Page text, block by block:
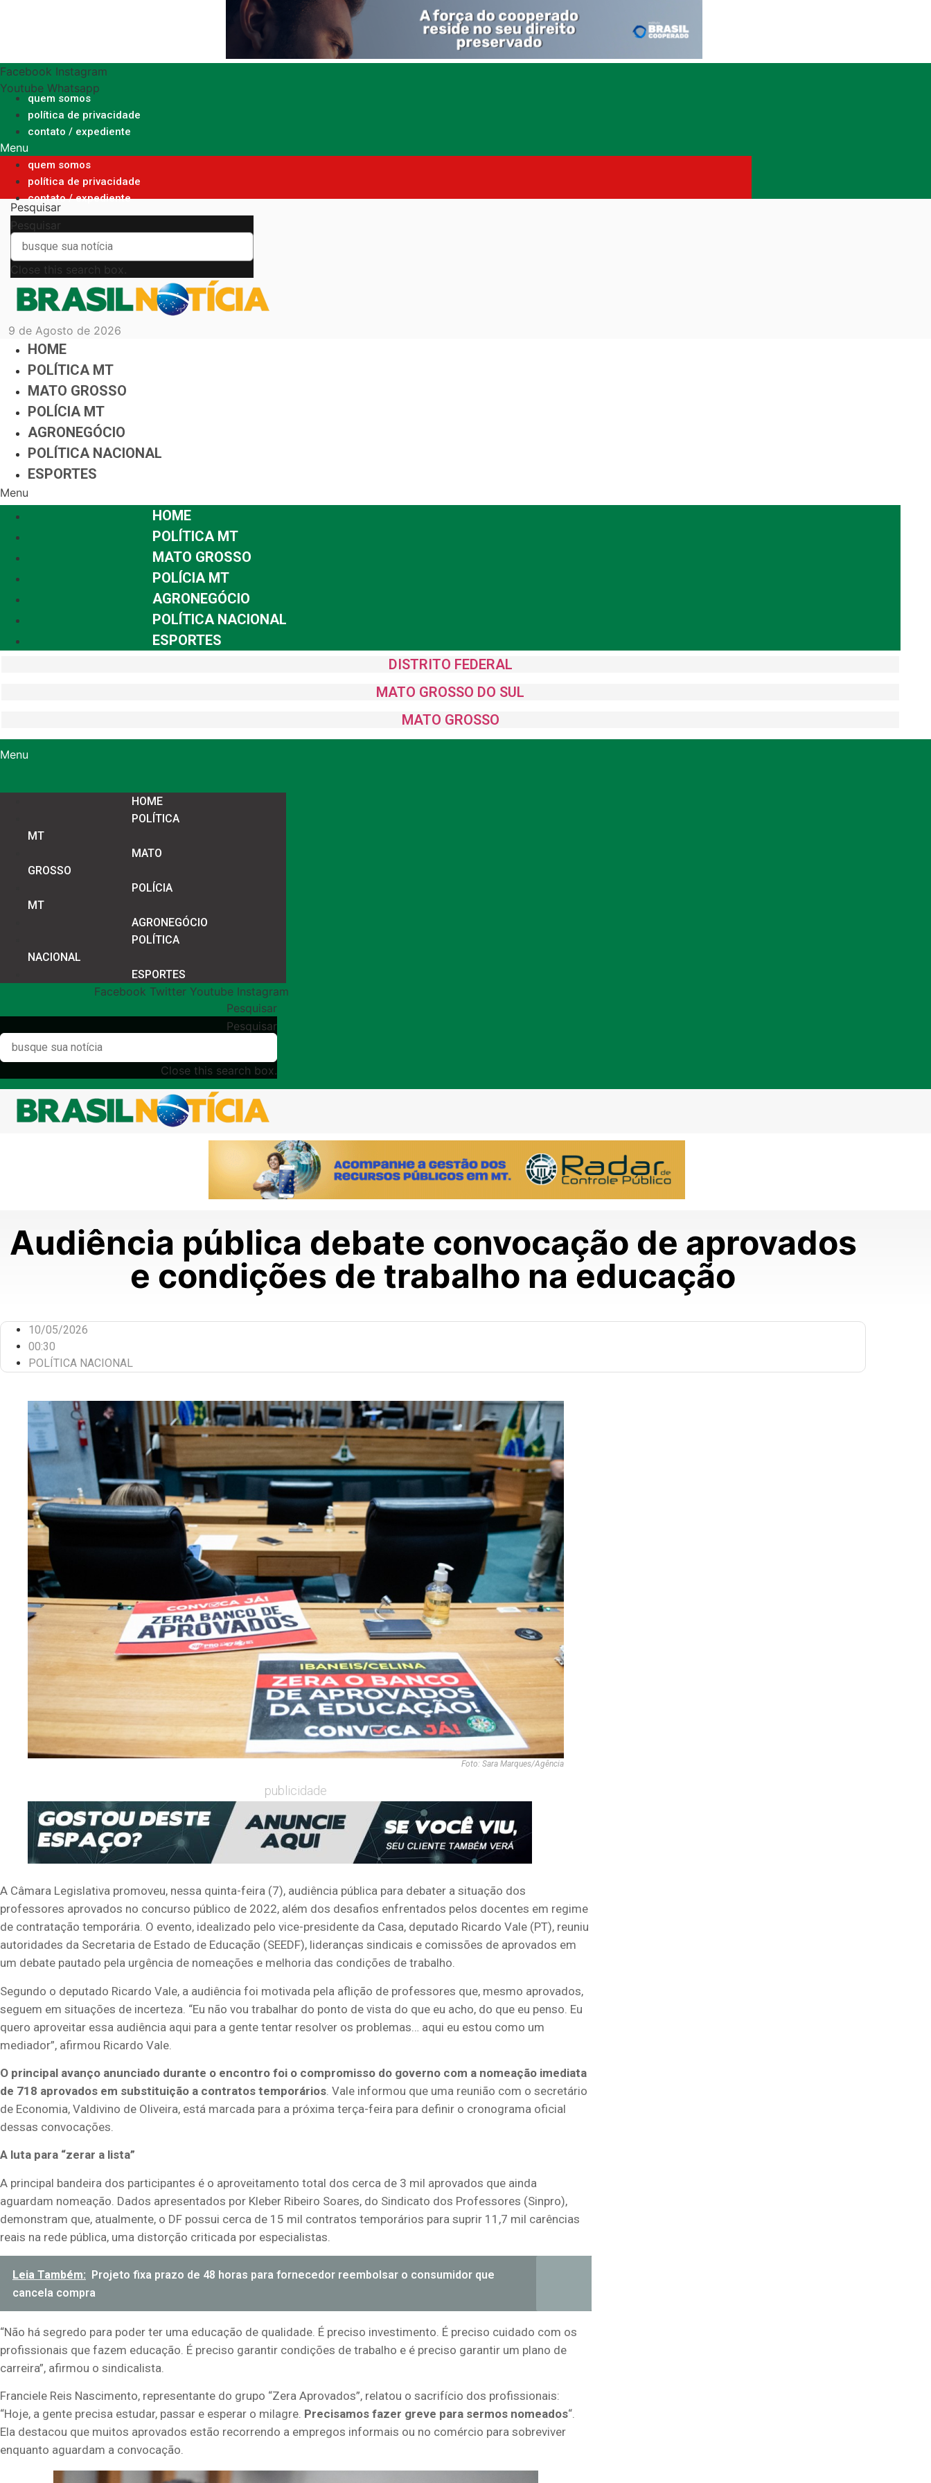
Facebook Instagram
Youtube Whatsapp
quem somos
política de privacidade
contato / expediente
Menu
quem somos
política de privacidade
contato / expediente
Pesquisar
Pesquisar
Close this search box.
9 de Agosto de 2026
HOME
POLÍTICA MT
MATO GROSSO
POLÍCIA MT
AGRONEGÓCIO
POLÍTICA NACIONAL
ESPORTES
Menu
HOME
POLÍTICA MT
MATO GROSSO
POLÍCIA MT
AGRONEGÓCIO
POLÍTICA NACIONAL
ESPORTES
DISTRITO FEDERAL
MATO GROSSO DO SUL
MATO GROSSO
Menu
HOME
POLÍTICA
MT
MATO
GROSSO
POLÍCIA
MT
AGRONEGÓCIO
POLÍTICA
NACIONAL
ESPORTES
Facebook Twitter Youtube Instagram
Pesquisar
Pesquisar
Close this search box.
Audiência pública debate convocação de aprovados
e condições de trabalho na educação
10/05/2026
00:30
POLÍTICA NACIONAL
Foto: Sara Marques/Agência
publicidade
A Câmara Legislativa promoveu, nessa quinta-feira (7), audiência pública para debater a situação dos
professores aprovados no concurso público de 2022, além dos desafios enfrentados pelos docentes em regime
de contratação temporária. O evento, idealizado pelo vice-presidente da Casa, deputado Ricardo Vale (PT), reuniu
autoridades da Secretaria de Estado de Educação (SEEDF), lideranças sindicais e comissões de aprovados em
um debate pautado pela urgência de nomeações e melhoria das condições de trabalho.
Segundo o deputado Ricardo Vale, a audiência foi motivada pela aflição de professores que, mesmo aprovados,
seguem em situações de incerteza. “Eu não vou trabalhar do ponto de vista do que eu acho, do que eu penso. Eu
quero aproveitar essa audiência aqui para a gente tentar resolver os problemas… aqui eu estou como um
mediador”, afirmou Ricardo Vale.
O principal avanço anunciado durante o encontro foi o compromisso do governo com a nomeação imediata
de 718 aprovados em substituição a contratos temporários . Vale informou que uma reunião com o secretário
de Economia, Valdivino de Oliveira, está marcada para a próxima terça-feira para definir o cronograma oficial
dessas convocações.
A luta para “zerar a lista”
A principal bandeira dos participantes é o aproveitamento total dos cerca de 3 mil aprovados que ainda
aguardam nomeação. Dados apresentados por Kleber Ribeiro Soares, do Sindicato dos Professores (Sinpro),
demonstram que, atualmente, o DF possui cerca de 15 mil contratos temporários para suprir 11,7 mil carências
reais na rede pública, uma distorção criticada por especialistas.
Leia Também: Projeto fixa prazo de 48 horas para fornecedor reembolsar o consumidor que
cancela compra
“Não há segredo para poder ter uma educação de qualidade. É preciso investimento. É preciso cuidado com os
profissionais que fazem educação. É preciso garantir condições de trabalho e é preciso garantir um plano de
carreira”, afirmou o sindicalista.
Franciele Reis Nascimento, representante do grupo “Zera Aprovados”, relatou o sacrifício dos profissionais:
“Hoje, a gente precisa estudar, passar e esperar o milagre. Precisamos fazer greve para sermos nomeados“.
Ela destacou que muitos aprovados estão recorrendo a empregos informais ou no comércio para sobreviver
enquanto aguardam a convocação.